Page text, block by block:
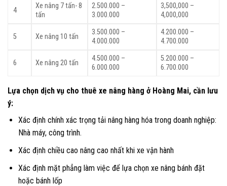
4
Xe nâng 7 tấn- 8
tấn
2.500.000 –
3.000.000
3,500,000 –
4,000,000
5 Xe nâng 10 tấn
3.500.000 –
4.000.000
4.200.000 –
4.700.000
6 Xe nâng 20 tấn
4.500.000 –
6.000.000
5.200.000 –
6.700.000
Lựa chọn dịch vụ cho thuê xe nâng hàng ở Hoàng Mai, cần lưu
ý:
Xác định chính xác trọng tải nâng hàng hóa trong doanh nghiệp:
Nhà máy, công trình.
Xác định chiều cao nâng cao nhất khi xe vận hành
Xác định mặt phẳng làm việc để lựa chọn xe nâng bánh đặt
hoặc bánh lốp